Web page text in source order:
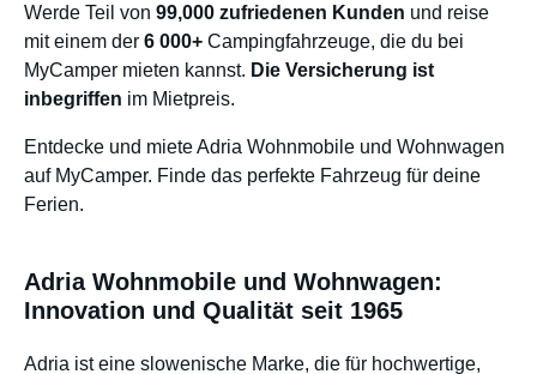
Werde Teil von 99,000 zufriedenen Kunden und reise
mit einem der 6 000+ Campingfahrzeuge, die du bei
MyCamper mieten kannst. Die Versicherung ist
inbegriffen im Mietpreis.
Entdecke und miete Adria Wohnmobile und Wohnwagen
auf MyCamper. Finde das perfekte Fahrzeug für deine
Ferien.
Adria Wohnmobile und Wohnwagen:
Innovation und Qualität seit 1965
Adria ist eine slowenische Marke, die für hochwertige,